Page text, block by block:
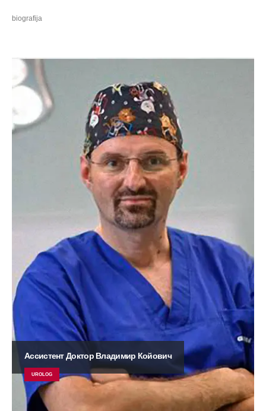
biografija
Ассистент Доктор Владимир Койович
UROLOG